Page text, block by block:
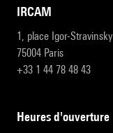
IRCAM
1, place Igor-Stravinsky
75004 Paris
+33 1 44 78 48 43
heures d'ouverture